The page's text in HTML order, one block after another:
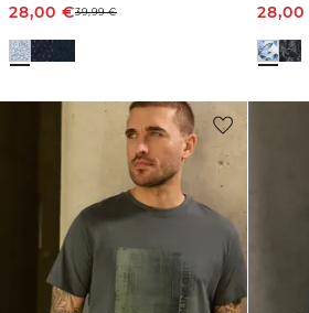
28,00 €39,99€
28,00